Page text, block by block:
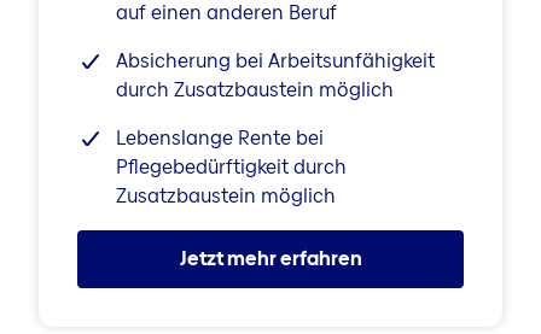
auf einen anderen Beruf
Absicherung bei Arbeitsunfähigkeit
durch Zusatzbaustein möglich
Lebenslange Rente bei
Pflegebedürftigkeit durch
Zusatzbaustein möglich
Jetzt mehr erfahren